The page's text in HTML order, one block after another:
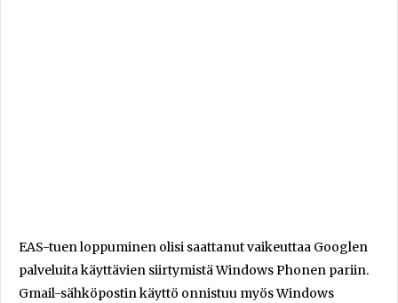
EAS-tuen loppuminen olisi saattanut vaikeuttaa Googlen
palveluita käyttävien siirtymistä Windows Phonen pariin.
Gmail-sähköpostin käyttö onnistuu myös Windows